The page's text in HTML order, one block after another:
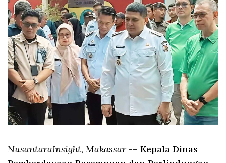
NusantaraInsight, Makassar -– Kepala Dinas